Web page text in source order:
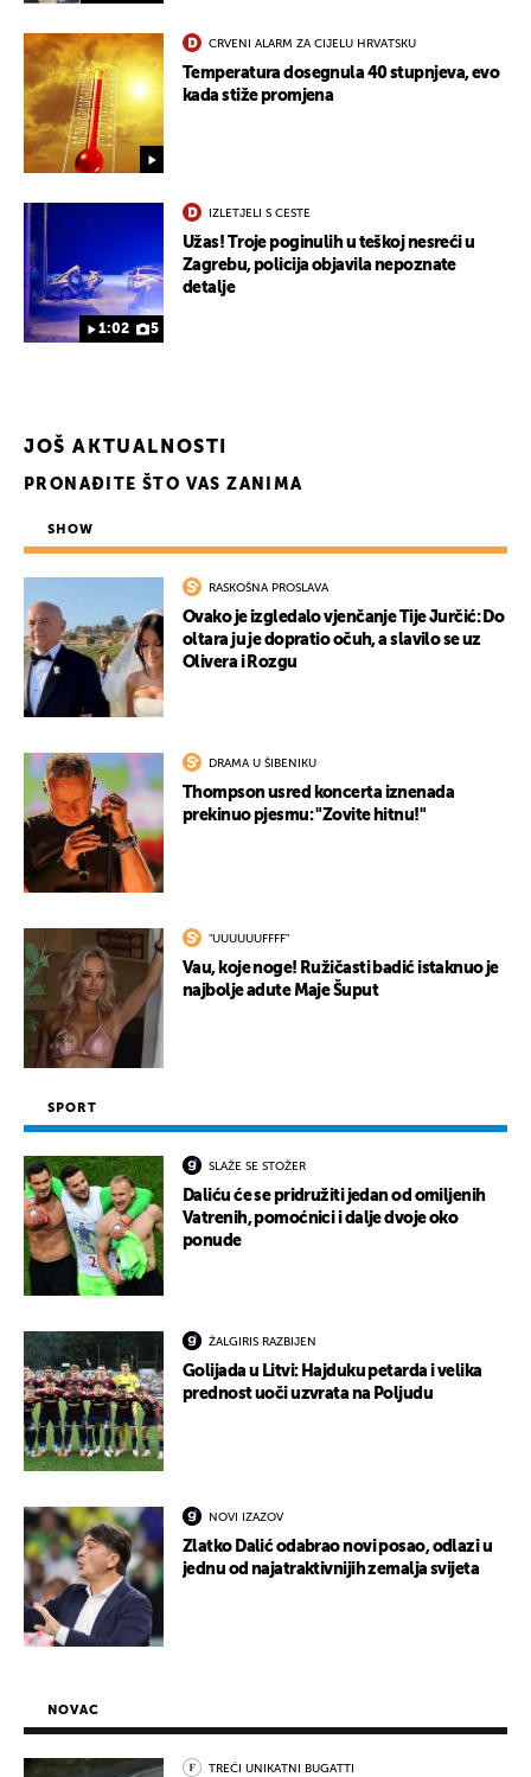
CRVENI ALARM ZA CIJELU HRVATSKU
Temperatura dosegnula 40 stupnjeva, evo
kada stiže promjena
1:02 5
IZLETJELI S CESTE
Užas! Troje poginulih u teškoj nesreći u
Zagrebu, policija objavila nepoznate
detalje
JOŠ AKTUALNOSTI
PRONAĐITE ŠTO VAS ZANIMA
SHOW
RASKOŠNA PROSLAVA
Ovako je izgledalo vjenčanje Tije Jurčić: Do
oltara ju je dopratio očuh, a slavilo se uz
Olivera i Rozgu
DRAMA U ŠIBENIKU
Thompson usred koncerta iznenada
prekinuo pjesmu: "Zovite hitnu!"
"UUUUUUFFFF"
Vau, koje noge! Ružičasti badić istaknuo je
najbolje adute Maje Šuput
SPORT
SLAŽE SE STOŽER
Daliću će se pridružiti jedan od omiljenih
Vatrenih, pomoćnici i dalje dvoje oko
ponude
ŽALGIRIS RAZBIJEN
Golijada u Litvi: Hajduku petarda i velika
prednost uoči uzvrata na Poljudu
NOVI IZAZOV
Zlatko Dalić odabrao novi posao, odlazi u
jednu od najatraktivnijih zemalja svijeta
NOVAC
TREĆI UNIKATNI BUGATTI
UKLJUČITE NOTIFIKACIJE